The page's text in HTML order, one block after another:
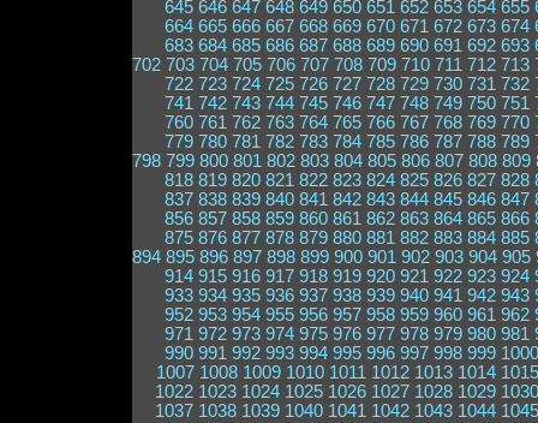
645 646 647 648 649 650 651 652 653 654 655
664 665 666 667 668 669 670 671 672 673 674
683 684 685 686 687 688 689 690 691 692 693
702 703 704 705 706 707 708 709 710 711 712 713
722 723 724 725 726 727 728 729 730 731 732
741 742 743 744 745 746 747 748 749 750 751
760 761 762 763 764 765 766 767 768 769 770
779 780 781 782 783 784 785 786 787 788 789
798 799 800 801 802 803 804 805 806 807 808 809
818 819 820 821 822 823 824 825 826 827 828
837 838 839 840 841 842 843 844 845 846 847
856 857 858 859 860 861 862 863 864 865 866
875 876 877 878 879 880 881 882 883 884 885
894 895 896 897 898 899 900 901 902 903 904 905
914 915 916 917 918 919 920 921 922 923 924
933 934 935 936 937 938 939 940 941 942 943
952 953 954 955 956 957 958 959 960 961 962
971 972 973 974 975 976 977 978 979 980 981
990 991 992 993 994 995 996 997 998 999 1000
1007 1008 1009 1010 1011 1012 1013 1014 1015
1022 1023 1024 1025 1026 1027 1028 1029 1030
1037 1038 1039 1040 1041 1042 1043 1044 1045